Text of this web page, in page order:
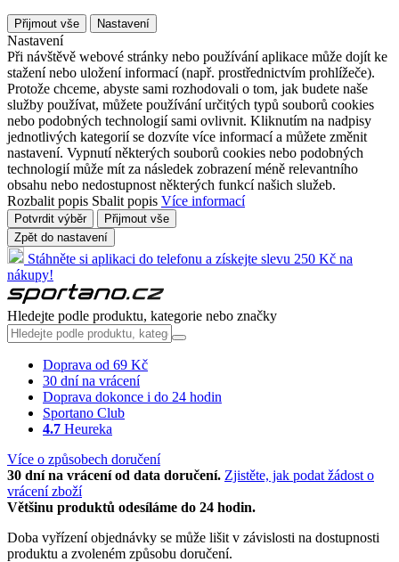
Přijmout vše Nastavení
Nastavení
Při návštěvě webové stránky nebo používání aplikace může dojít ke
stažení nebo uložení informací (např. prostřednictvím prohlížeče).
Protože chceme, abyste sami rozhodovali o tom, jak budete naše
služby používat, můžete používání určitých typů souborů cookies
nebo podobných technologií sami ovlivnit. Kliknutím na nadpisy
jednotlivých kategorií se dozvíte více informací a můžete změnit
nastavení. Vypnutí některých souborů cookies nebo podobných
technologií může mít za následek zobrazení méně relevantního
obsahu nebo nedostupnost některých funkcí našich služeb.
Rozbalit popis Sbalit popis Více informací
Potvrdit výběr
Přijmout vše
Zpět do nastavení
Stáhněte si aplikaci do telefonu a získejte slevu 250 Kč na
nákupy!
Hledejte podle produktu, kategorie nebo značky
Doprava od 69 Kč
30 dní na vrácení
Doprava dokonce i do 24 hodin
Sportano Club
4.7 Heureka
Více o způsobech doručení
30 dní na vrácení od data doručení. Zjistěte, jak podat žádost o
vrácení zboží
Většinu produktů odesíláme do 24 hodin.
Doba vyřízení objednávky se může lišit v závislosti na dostupnosti
produktu a zvoleném způsobu doručení.